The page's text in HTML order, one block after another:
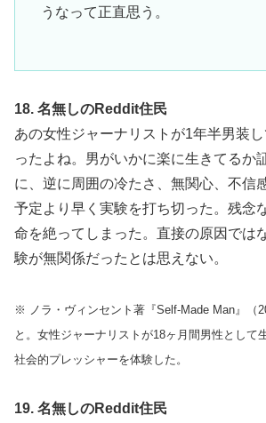
うなって正直思う。
18. 名無しのReddit住民
あの女性ジャーナリストが1年半男装
ったよね。男がいかに楽に生きてるか
に、逆に周囲の冷たさ、無関心、不信
予定より早く実験を打ち切った。残念
命を絶ってしまった。直接の原因では
験が無関係だったとは思えない。
※ ノラ・ヴィンセント著『Self-Made Man』（
と。女性ジャーナリストが18ヶ月間男性として
社会的プレッシャーを体験した。
19. 名無しのReddit住民